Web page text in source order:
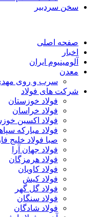
سخن سردبیر
صفحه اصلی
اخبار
آلومینیوم ایران
معدن
سرب و روی مهدی
شرکت های فولاد
فولاد خوزستان
فولاد خراسان
فولاد اکسین
فولاد مبارکه
صبا فولاد خلیج
فولاد جهان آرا
فولاد هرمزگان
فولاد کاویان
فولاد کیش
فولاد گل گهر
فولاد سنگان
فولاد شادگان